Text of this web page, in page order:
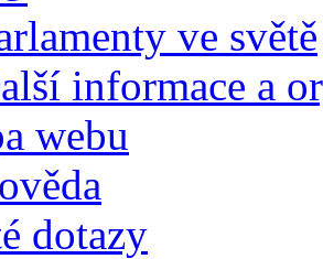
ve světě
informace a
webu
dotazy